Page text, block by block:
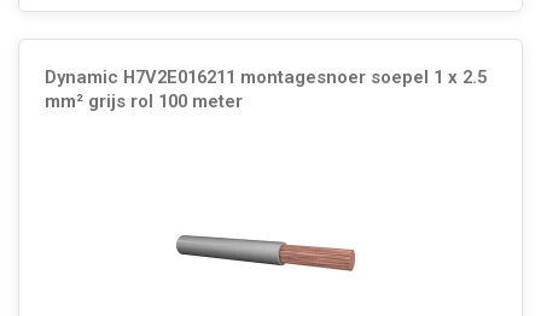
Dynamic H7V2E016211 montagesnoer soepel 1 x 2.5
mm² grijs rol 100 meter